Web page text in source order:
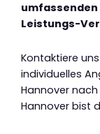
umfassenden
Leistungs-
Kontaktiere
individuelles
Hannover nach
Hannover bist